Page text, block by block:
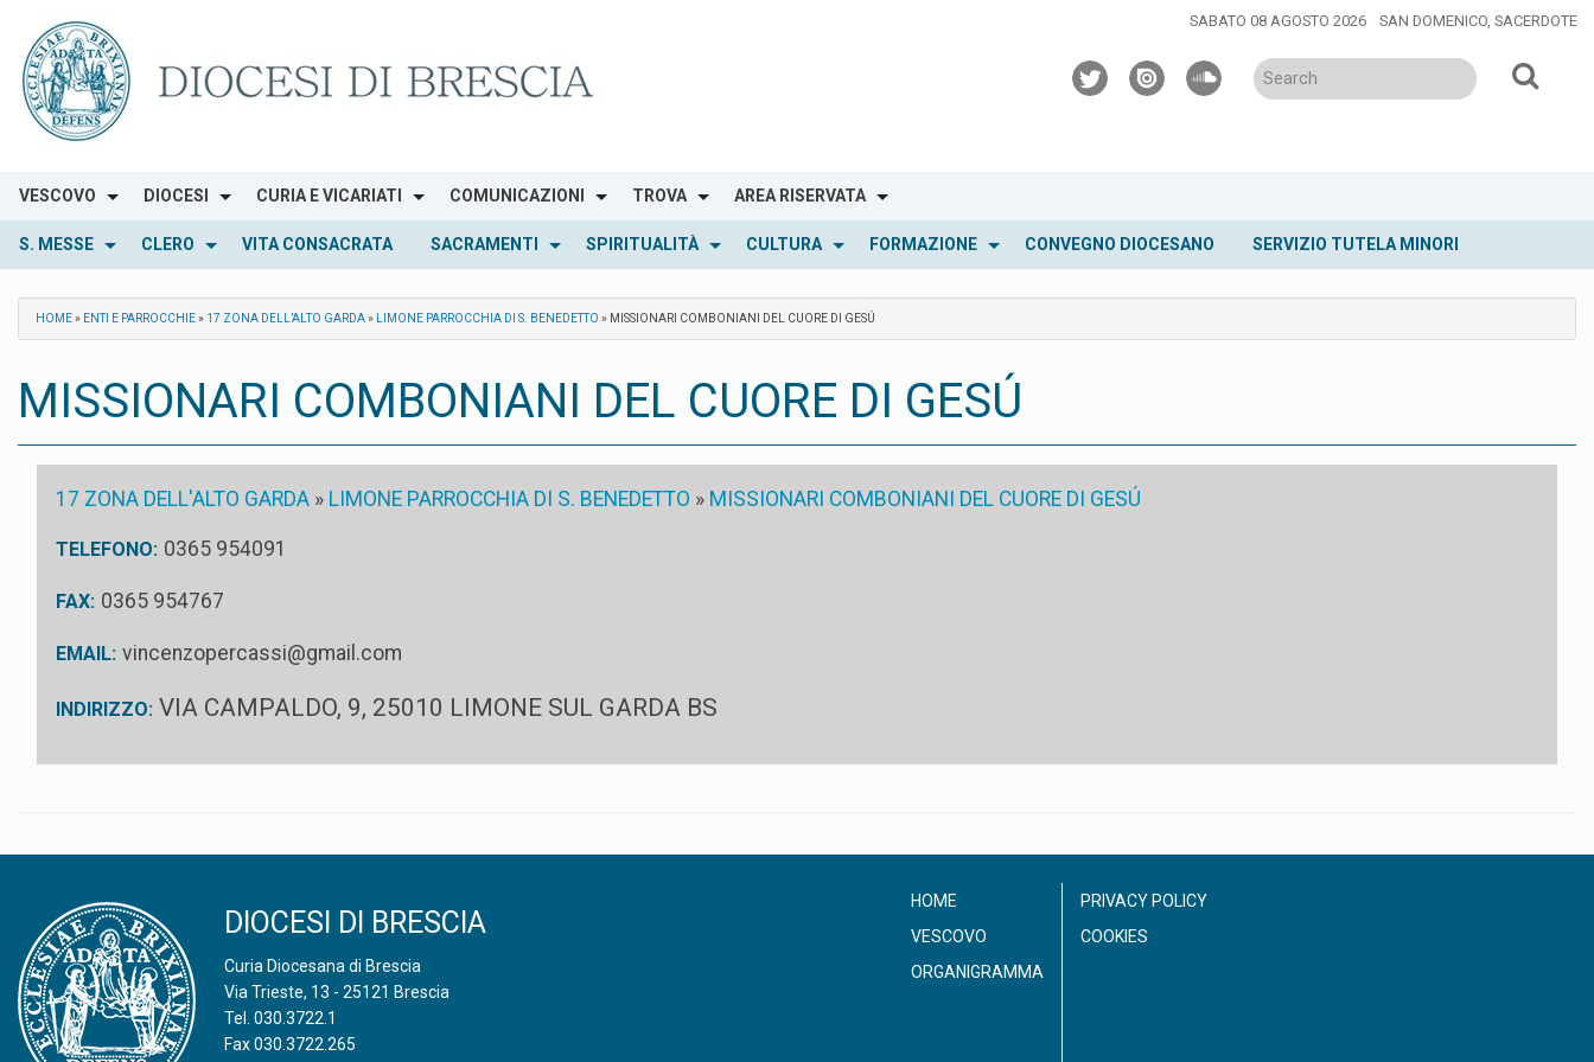
content
SABATO 08 AGOSTO 2026 SAN DOMENICO, SACERDOTE
twitterissuusoundcloud
VESCOVO DIOCESI CURIA E VICARIATI COMUNICAZIONI TROVA AREA RISERVATA
S. MESSE CLERO VITA CONSACRATA SACRAMENTI SPIRITUALITÀ CULTURA FORMAZIONE CONVEGNO DIOCESANO SERVIZIO TUTELA MINORI
HOME» ENTI E PARROCCHIE» 17 ZONA DELL’ALTO GARDA» LIMONE PARROCCHIA DI S. BENEDETTO » MISSIONARI COMBONIANI DEL CUORE DI GESÚ
MISSIONARI COMBONIANI DEL CUORE DI GESÚ
17 ZONA DELL'ALTO GARDA » LIMONE PARROCCHIA DI S. BENEDETTO » MISSIONARI COMBONIANI DEL CUORE DI GESÚ
TELEFONO: 0365 954091
FAX: 0365 954767
EMAIL: vincenzopercassi@gmail.com
INDIRIZZO: VIA CAMPALDO, 9, 25010 LIMONE SUL GARDA BS
DIOCESI DI BRESCIA
Curia Diocesana di Brescia
Via Trieste, 13 - 25121 Brescia
Tel. 030.3722.1
Fax 030.3722.265
HOME
VESCOVO
ORGANIGRAMMA
PRIVACY POLICY
COOKIES